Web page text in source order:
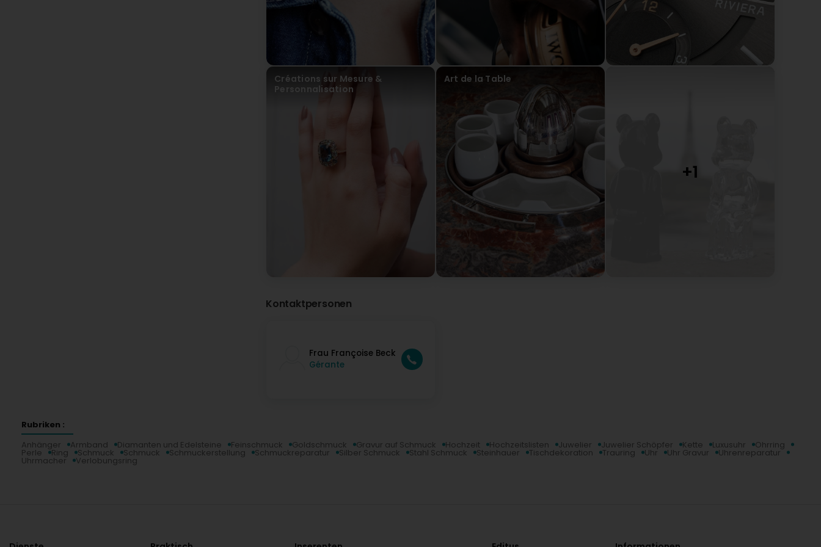
Bijouterie Molitor
vor 11 Monat(en)
Sehr geehrte(r) Bones96 x, vielen Dank für Ihre freundlichen Worte und die Empfehlung. Es freut uns, dass
Sie mit der Beratung und unserem Team zufrieden sind. Wir freuen uns darauf, Sie erneut bei uns
begrüßen zu dürfen. Freundliche Grüße Bijouterie Molitor
P T
vor 3 Jahr(en)
(Translated by Google) Very good advice and great service! We'll be happy to come back. (Original) Sehr
gute Beratung und toller Service ! Wir kommen gerne wieder.
Bijouterie Molitor
vor 3 Jahr(en)
Sehr geehrter Kunde, Wir bedanken uns ganz herzlich für Ihre positive Bewertung, und freuen uns, Sie bald
wieder bei uns begrüssen zu dürfen. Bei Fragen steht unser Team Ihnen gerne zur Verfügung. Mit
freundlichen Grüssen Bijouterie Molitor
Créations sur Mesure &
Personnalisation
Art de la Table
Kontaktpersonen
Frau Françoise Beck
Gérante
Rubriken :
Anhänger
Armband Diamanten und Edelsteine Feinschmuck Goldschmuck Gravur auf Schmuck Hochzeit Hochzeitslisten Juwelier Juwelier Schöpfer Kette Luxusuhr Ohrring
Perle Ring Schmuck Schmuck Schmuckerstellung Schmuckreparatur Silber Schmuck Stahl Schmuck Steinhauer Tischdekoration Trauring Uhr Uhr Gravur Uhrenreparatur
Uhrmacher Verlobungsring